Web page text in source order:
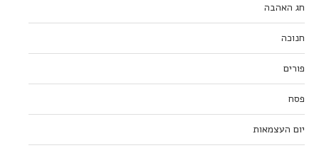
חג האהבה
חנוכה
פורים
פסח
יום העצמאות